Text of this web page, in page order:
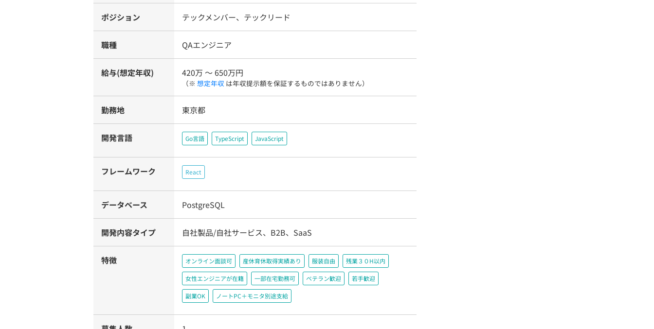
ポジション テックメンバー、テックリード
職種 QAエンジニア
給与(想定年収) 420万 〜 650万円
（※ 想定年収 は年収提示額を保証するものではありません）
勤務地 東京都
開発言語 Go言語 TypeScript JavaScript
フレームワーク React
データベース PostgreSQL
開発内容タイプ 自社製品/自社サービス、B2B、SaaS
特徴 オンライン面談可 産休育休取得実績あり 服装自由 残業３０H以内
女性エンジニアが在籍 一部在宅勤務可 ベテラン歓迎 若手歓迎
副業OK ノートPC＋モニタ別途支給